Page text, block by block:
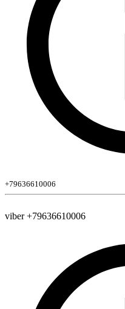
+79636610006
viber +79636610006